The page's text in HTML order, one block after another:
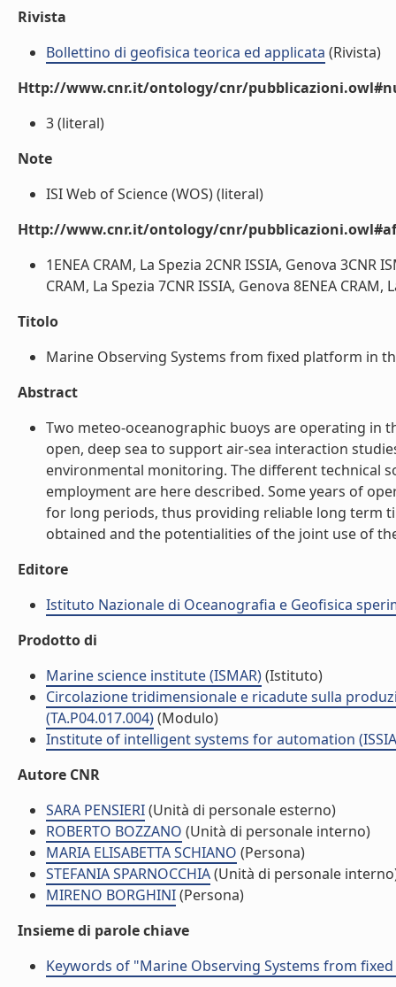
Rivista
Bollettino di geofisica teorica ed applicata (Rivista)
Http://www.cnr.it/ontology/cnr/
3 (literal)
Note
ISI Web of Science (WOS) (literal)
Http://www.cnr.it/ontology/cnr/
1ENEA CRAM, La Spezia 2CNR ISSIA, Genova 3CNR
CRAM, La Spezia 7CNR ISSIA, Genova 8ENEA
Titolo
Marine Observing Systems from fixed platform in
Abstract
Two meteo-oceanographic buoys are operating in
open, deep sea to support air-sea interaction
environmental monitoring. The different technical
employment are here described. Some years of
for long periods, thus providing reliable long term
obtained and the potentialities of the joint use of
Editore
Istituto Nazionale di Oceanografia e Geofisica
Prodotto di
Marine science institute (ISMAR)(Istituto)
Circolazione tridimensionale e ricadute sulla
(TA.P04.017.004)(Modulo)
Institute of intelligent systems for automation
Autore CNR
SARA PENSIERI(Unità di personale esterno)
ROBERTO BOZZANO (Unità di personale interno)
MARIA ELISABETTA SCHIANO (Persona)
STEFANIA SPARNOCCHIA(Unità di personale
MIRENO BORGHINI(Persona)
Insieme di parole chiave
Keywords of "Marine Observing Systems from